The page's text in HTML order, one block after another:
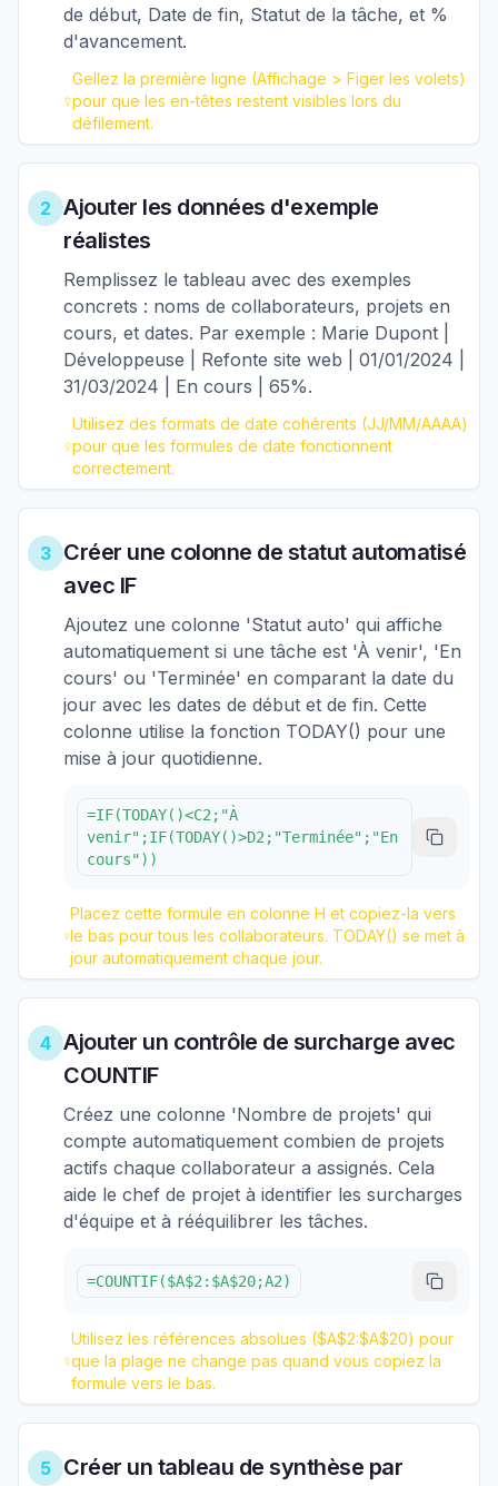
de début, Date de fin, Statut de la tâche, et %
d'avancement.
Gellez la première ligne (Affichage > Figer les volets)
pour que les en-têtes restent visibles lors du
défilement.
2 Ajouter les données d'exemple
réalistes
Remplissez le tableau avec des exemples
concrets : noms de collaborateurs, projets en
cours, et dates. Par exemple : Marie Dupont |
Développeuse | Refonte site web | 01/01/2024 |
31/03/2024 | En cours | 65%.
Utilisez des formats de date cohérents (JJ/MM/AAAA)
pour que les formules de date fonctionnent
correctement.
3 Créer une colonne de statut automatisé
avec IF
Ajoutez une colonne 'Statut auto' qui affiche
automatiquement si une tâche est 'À venir', 'En
cours' ou 'Terminée' en comparant la date du
jour avec les dates de début et de fin. Cette
colonne utilise la fonction TODAY() pour une
mise à jour quotidienne.
=IF(TODAY()<C2;"À
venir";IF(TODAY()>D2;"Terminée";"En
cours"))
Placez cette formule en colonne H et copiez-la vers
le bas pour tous les collaborateurs. TODAY() se met à
jour automatiquement chaque jour.
4 Ajouter un contrôle de surcharge avec
COUNTIF
Créez une colonne 'Nombre de projets' qui
compte automatiquement combien de projets
actifs chaque collaborateur a assignés. Cela
aide le chef de projet à identifier les surcharges
d'équipe et à rééquilibrer les tâches.
=COUNTIF($A$2:$A$20;A2)
Utilisez les références absolues ($A$2:$A$20) pour
que la plage ne change pas quand vous copiez la
formule vers le bas.
5 Créer un tableau de synthèse par